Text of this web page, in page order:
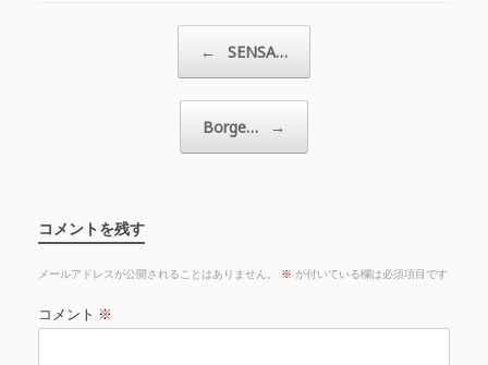
← SENSA…
Borge… →
コメントを残す
メールアドレスが公開されることはありません。 ※ が付いている欄は必須項目です
コメント ※